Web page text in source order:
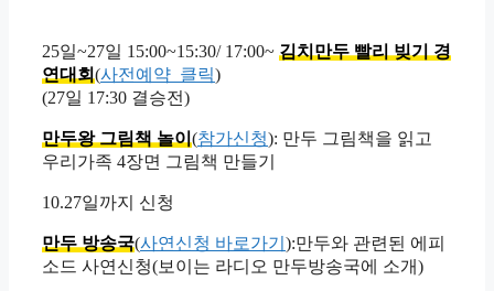
25일~27일 15:00~15:30/ 17:00~ 김치만두 빨리 빚기 경
연대회(사전예약_클릭)
(27일 17:30 결승전)
만두왕 그림책 놀이(참가신청): 만두 그림책을 읽고
우리가족 4장면 그림책 만들기
10.27일까지 신청
만두 방송국(사연신청 바로가기 ):만두와 관련된 에피
소드 사연신청(보이는 라디오 만두방송국에 소개)